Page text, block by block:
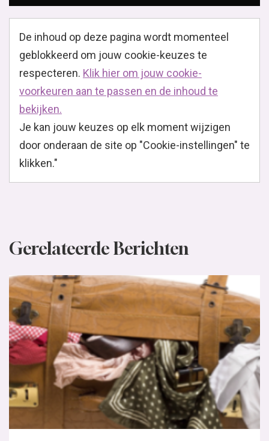
De inhoud op deze pagina wordt momenteel
geblokkeerd om jouw cookie-keuzes te
respecteren. Klik hier om jouw cookie-
voorkeuren aan te passen en de inhoud te
bekijken.
Je kan jouw keuzes op elk moment wijzigen
door onderaan de site op "Cookie-instellingen" te
klikken."
Gerelateerde Berichten